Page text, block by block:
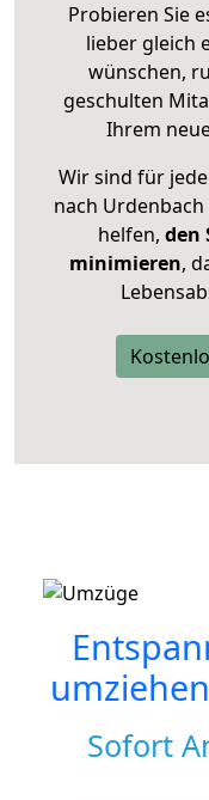
Probieren Sie
lieber gleich
wünschen,
geschulten
Ihrem
Wir sind für
nach
helfen, den
minimieren,
Sofort